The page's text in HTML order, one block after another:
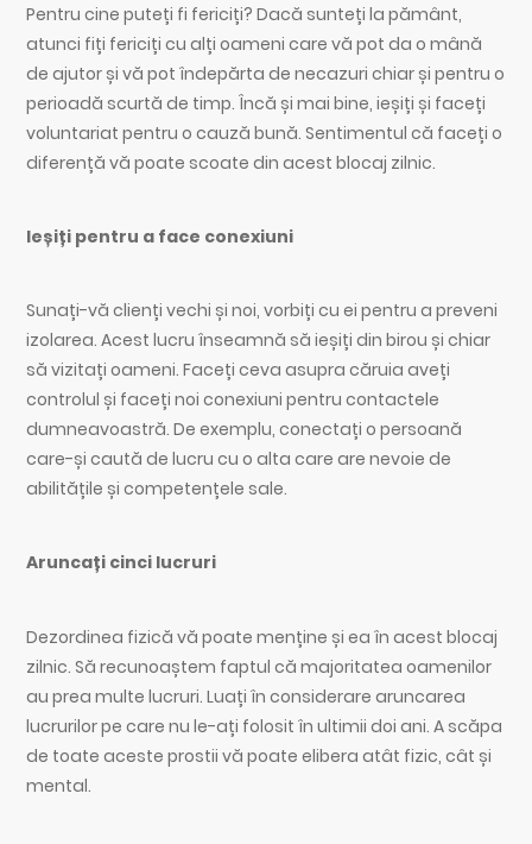
Pentru cine puteți fi fericiți? Dacă sunteți la pământ,
atunci fiți fericiți cu alți oameni care vă pot da o mână
de ajutor și vă pot îndepărta de necazuri chiar și pentru o
perioadă scurtă de timp. Încă și mai bine, ieșiți și faceți
voluntariat pentru o cauză bună. Sentimentul că faceți o
diferență vă poate scoate din acest blocaj zilnic.
Ieșiți pentru a face conexiuni
Sunați-vă clienți vechi și noi, vorbiți cu ei pentru a preveni
izolarea. Acest lucru înseamnă să ieșiți din birou și chiar
să vizitați oameni. Faceți ceva asupra căruia aveți
controlul și faceți noi conexiuni pentru contactele
dumneavoastră. De exemplu, conectați o persoană
care-și caută de lucru cu o alta care are nevoie de
abilitățile și competențele sale.
Aruncați cinci lucruri
Dezordinea fizică vă poate menține și ea în acest blocaj
zilnic. Să recunoaștem faptul că majoritatea oamenilor
au prea multe lucruri. Luați în considerare aruncarea
lucrurilor pe care nu le-ați folosit în ultimii doi ani. A scăpa
de toate aceste prostii vă poate elibera atât fizic, cât și
mental.